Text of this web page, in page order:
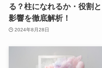
る？柱になれるか・役割と
影響を徹底解析！
2024年8月28日